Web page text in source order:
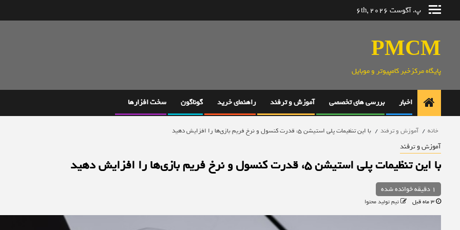
پ. آگوست 6th, 2026
PMCM
پایگاه مرکزخبر کامپیوتر و موبایل
اخبار بررسی های تخصصی آموزش و ترفند راهنمای خرید گوناگون سخت افزارها
خانه آموزش و ترفند با این تنظیمات پلی استیشن 5، قدرت کنسول و نرخ فریم بازی‌ها را افزایش دهید
آموزش و ترفند
با این تنظیمات پلی استیشن 5، قدرت کنسول و نرخ فریم بازی‌ها را افزایش دهید
1 دقیقه خوانده شده
تیم تولید محتوا